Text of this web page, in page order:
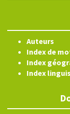
Auteurs
Index de
Index
Index